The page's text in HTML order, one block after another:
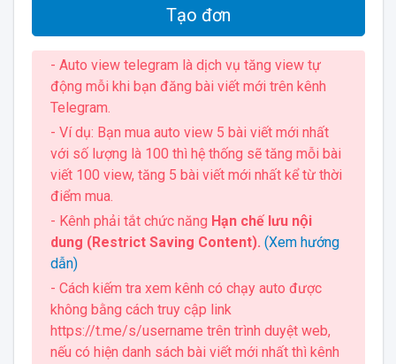
Tạo đơn
- Auto view telegram là dịch vụ tăng view tự
động mỗi khi bạn đăng bài viết mới trên kênh
Telegram.
- Ví dụ: Bạn mua auto view 5 bài viết mới nhất
với số lượng là 100 thì hệ thống sẽ tăng mỗi bài
viết 100 view, tăng 5 bài viết mới nhất kể từ thời
điểm mua.
- Kênh phải tắt chức năng Hạn chế lưu nội
dung (Restrict Saving Content). (Xem hướng
dẫn)
- Cách kiếm tra xem kênh có chạy auto được
không bằng cách truy cập link
https://t.me/s/username trên trình duyệt web,
nếu có hiện danh sách bài viết mới nhất thì kênh